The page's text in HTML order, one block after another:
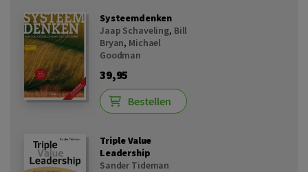
Systeemdenken
Jaap Schaveling, Bill
Bryan, Michael
Goodman
39,95
Bestellen
Triple Value
Leadership
Sander Tideman